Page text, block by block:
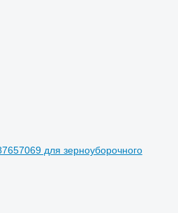
для зерноуборочного